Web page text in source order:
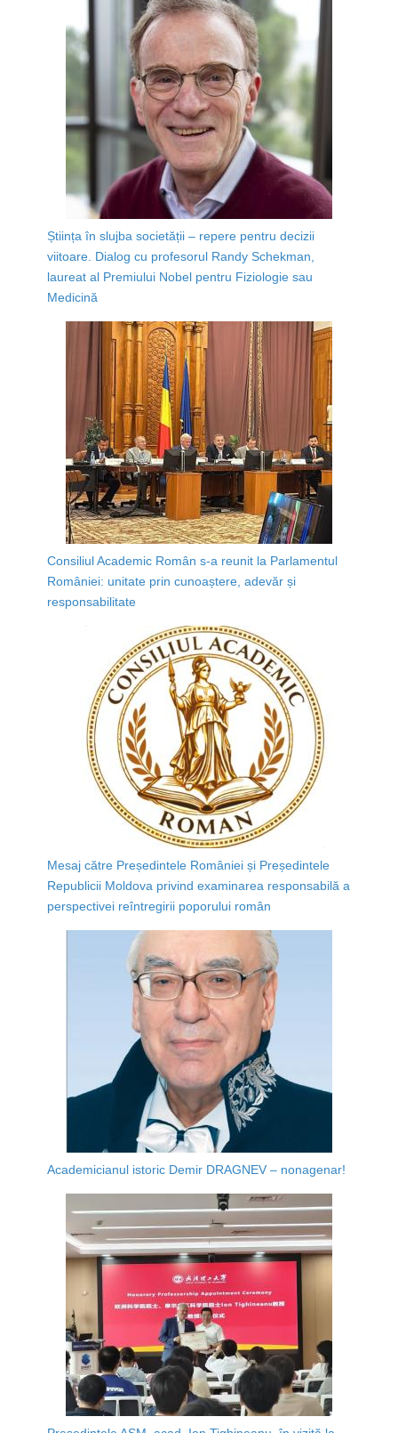
Știința în slujba societății – repere pentru decizii
viitoare. Dialog cu profesorul Randy Schekman,
laureat al Premiului Nobel pentru Fiziologie sau
Medicină
Consiliul Academic Român s-a reunit la Parlamentul
României: unitate prin cunoaștere, adevăr și
responsabilitate
Mesaj către Președintele României și Președintele
Republicii Moldova privind examinarea responsabilă a
perspectivei reîntregirii poporului român
Academicianul istoric Demir DRAGNEV – nonagenar!